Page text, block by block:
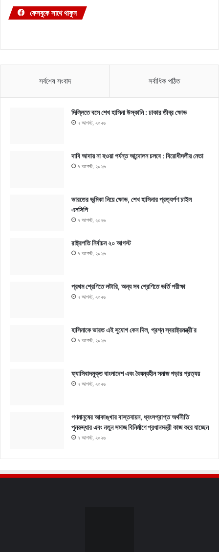
ফেসবুকে সাথে থাকুন
সর্বশেষ সংবাদ সর্বাধিক পঠিত
দিল্লিতে বসে শেখ হাসিনা উস্কানি : ঢাকার তীব্র ক্ষোভ
৭ আগস্ট, ২০২৬
দাবি আদায় না হওয়া পর্যন্ত আন্দোলন চলবে : বিরোধীদলীয় নেতা
৭ আগস্ট, ২০২৬
ভারতের ভূমিকা নিয়ে ক্ষোভ, শেখ হাসিনার প্রত্যর্পণ চাইল
এনসিপি
৭ আগস্ট, ২০২৬
রাষ্ট্রপতি নির্বাচন ২০ আগস্ট
৭ আগস্ট, ২০২৬
প্রথম শ্রেণিতে লটারি, অন্য সব শ্রেণিতে ভর্তি পরীক্ষা
৭ আগস্ট, ২০২৬
হাসিনাকে ভারত এই সুযোগ কেন দিল, প্রশ্ন স্বরাষ্ট্রমন্ত্রী’র
৭ আগস্ট, ২০২৬
ফ্যাসিবাদমুক্ত বাংলাদেশ এবং বৈষম্যহীন সমাজ গড়ার প্রত্যয়
৭ আগস্ট, ২০২৬
গণমানুষের আকাঙ্খার বাস্তবায়ন, ধ্বংসপ্রাপ্ত অর্থনীতি
পুনরুদ্ধার এবং নতুন সমাজ বিনির্মাণে প্রধানমন্ত্রী কাজ করে যাচ্ছেন
৭ আগস্ট, ২০২৬